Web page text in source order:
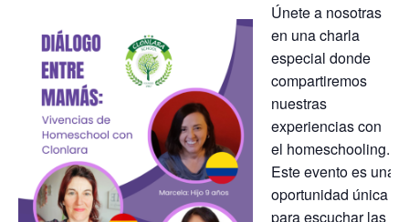
Únete a nosotras
en una charla
especial donde
compartiremos
nuestras
experiencias con
el homeschooling.
Este evento es una
oportunidad única
para escuchar las